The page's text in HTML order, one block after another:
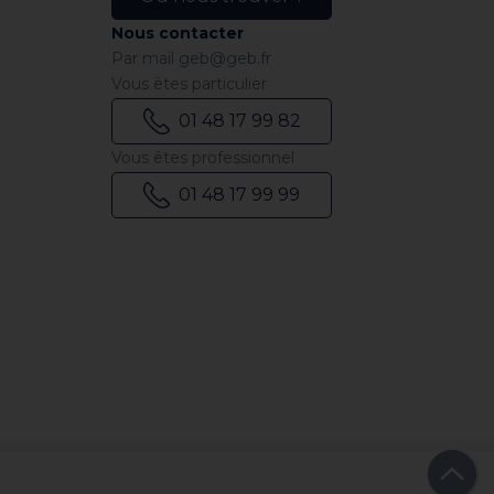
Nous contacter
Par mail geb@geb.fr
Vous êtes particulier
01 48 17 99 82
Vous êtes professionnel
01 48 17 99 99